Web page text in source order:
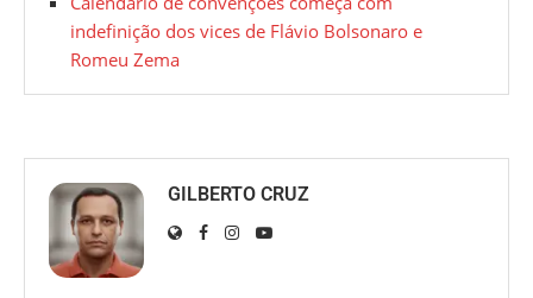
indefinição dos vices de Flávio Bolsonaro e
Romeu Zema
GILBERTO CRUZ